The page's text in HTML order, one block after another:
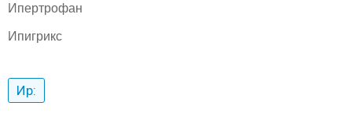
Ипертрофан
Ипигрикс
Ир: